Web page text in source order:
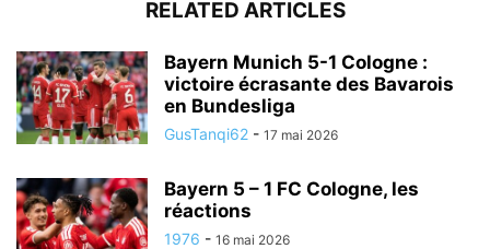
RELATED ARTICLES
Bayern Munich 5-1 Cologne :
victoire écrasante des Bavarois
en Bundesliga
GusTanqi62 - 17 mai 2026
Bayern 5 – 1 FC Cologne, les
réactions
1976 - 16 mai 2026